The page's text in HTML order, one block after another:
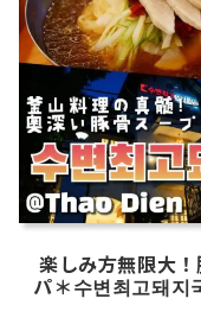
楽しみ方無限大
パ＊수변최고돼